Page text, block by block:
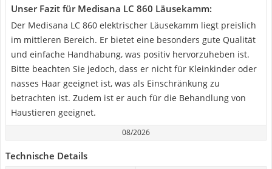
Unser Fazit für Medisana LC 860 Läusekamm:
Der Medisana LC 860 elektrischer Läusekamm liegt preislich
im mittleren Bereich. Er bietet eine besonders gute Qualität
und einfache Handhabung, was positiv hervorzuheben ist.
Bitte beachten Sie jedoch, dass er nicht für Kleinkinder oder
nasses Haar geeignet ist, was als Einschränkung zu
betrachten ist. Zudem ist er auch für die Behandlung von
Haustieren geeignet.
08/2026
Technische Details